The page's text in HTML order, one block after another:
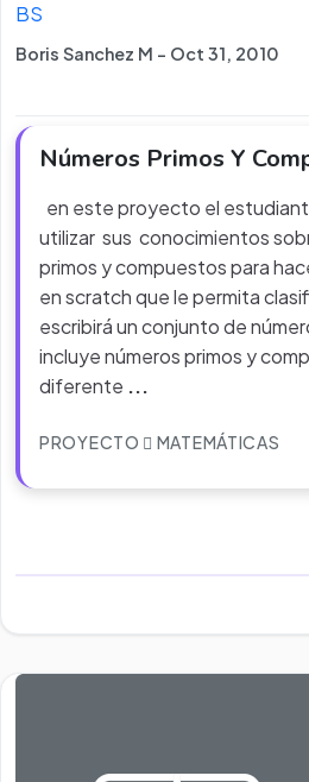
BS
Boris Sanchez M - Oct 31, 2010
Números Primos Y
en este proyecto el
utilizar sus conocimientos
primos y compuestos para
en scratch que le permita
escribirá un conjunto de
incluye números primos y
diferente ...
PROYECTO MATEMÁTICAS